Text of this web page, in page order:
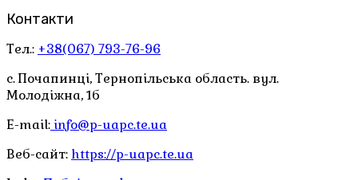
Контакти
Тел.: +38(067) 793-76-96
с. Почапинці, Тернопільська область. вул.
Молодіжна, 1б
E-mail: info@p-uapc.te.ua
Веб-сайт: https://p-uapc.te.ua